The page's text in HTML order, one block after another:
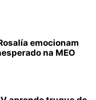
emocionam
na MEO